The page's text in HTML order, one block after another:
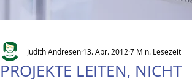
PROJEKTE LEITEN, NICHT
Judith Andresen 13. Apr. 2012 7 Min. Lesezeit